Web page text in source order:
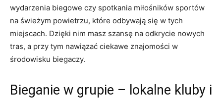
wydarzenia biegowe czy⁣ spotkania ​miłośników⁢ sportów​
na świeżym​ powietrzu,‍ które ‍odbywają się w tych
miejscach. Dzięki nim masz szansę ⁢na odkrycie ‌nowych
tras, a ⁢przy tym⁤ nawiązać ciekawe znajomości⁣ w
środowisku biegaczy.
Bieganie w grupie – lokalne‍ kluby i